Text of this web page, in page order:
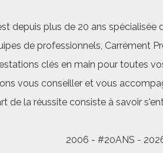
depuis plus de 20 ans spécialisée
de professionnels, Carrément
clés en main pour toutes
vous conseiller et vous
de la réussite consiste à savoir
2006 - #20ANS -